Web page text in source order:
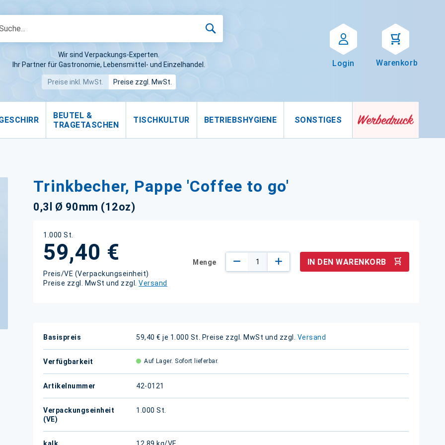
Wir sind Verpackungs-Experten.
Ihr Partner für Gastronomie, Lebensmittel- und Einzelhandel.
Preise inkl. MwSt. Preise zzgl. MwSt.
Login Warenkorb
BEUTEL &
TRAGETASCHEN
TISCHKULTUR BETRIEBSHYGIENE SONSTIGES
Trinkbecher, Pappe 'Coffee to go'
0,3l Ø 90mm (12oz)
1.000 St.
59,40 €
Preis/VE (Verpackungseinheit)
Preise zzgl. MwSt und zzgl.Versand
Menge IN DEN WARENKORB
Weitere
Basispreis 59,40 € je 1.000 St. Preise zzgl. MwSt und zzgl. Versand
Verfügbarkeit Auf Lager. Sofort lieferbar.
Artikelnummer 42-0121
Verpackungseinheit
(VE)
1.000 St.